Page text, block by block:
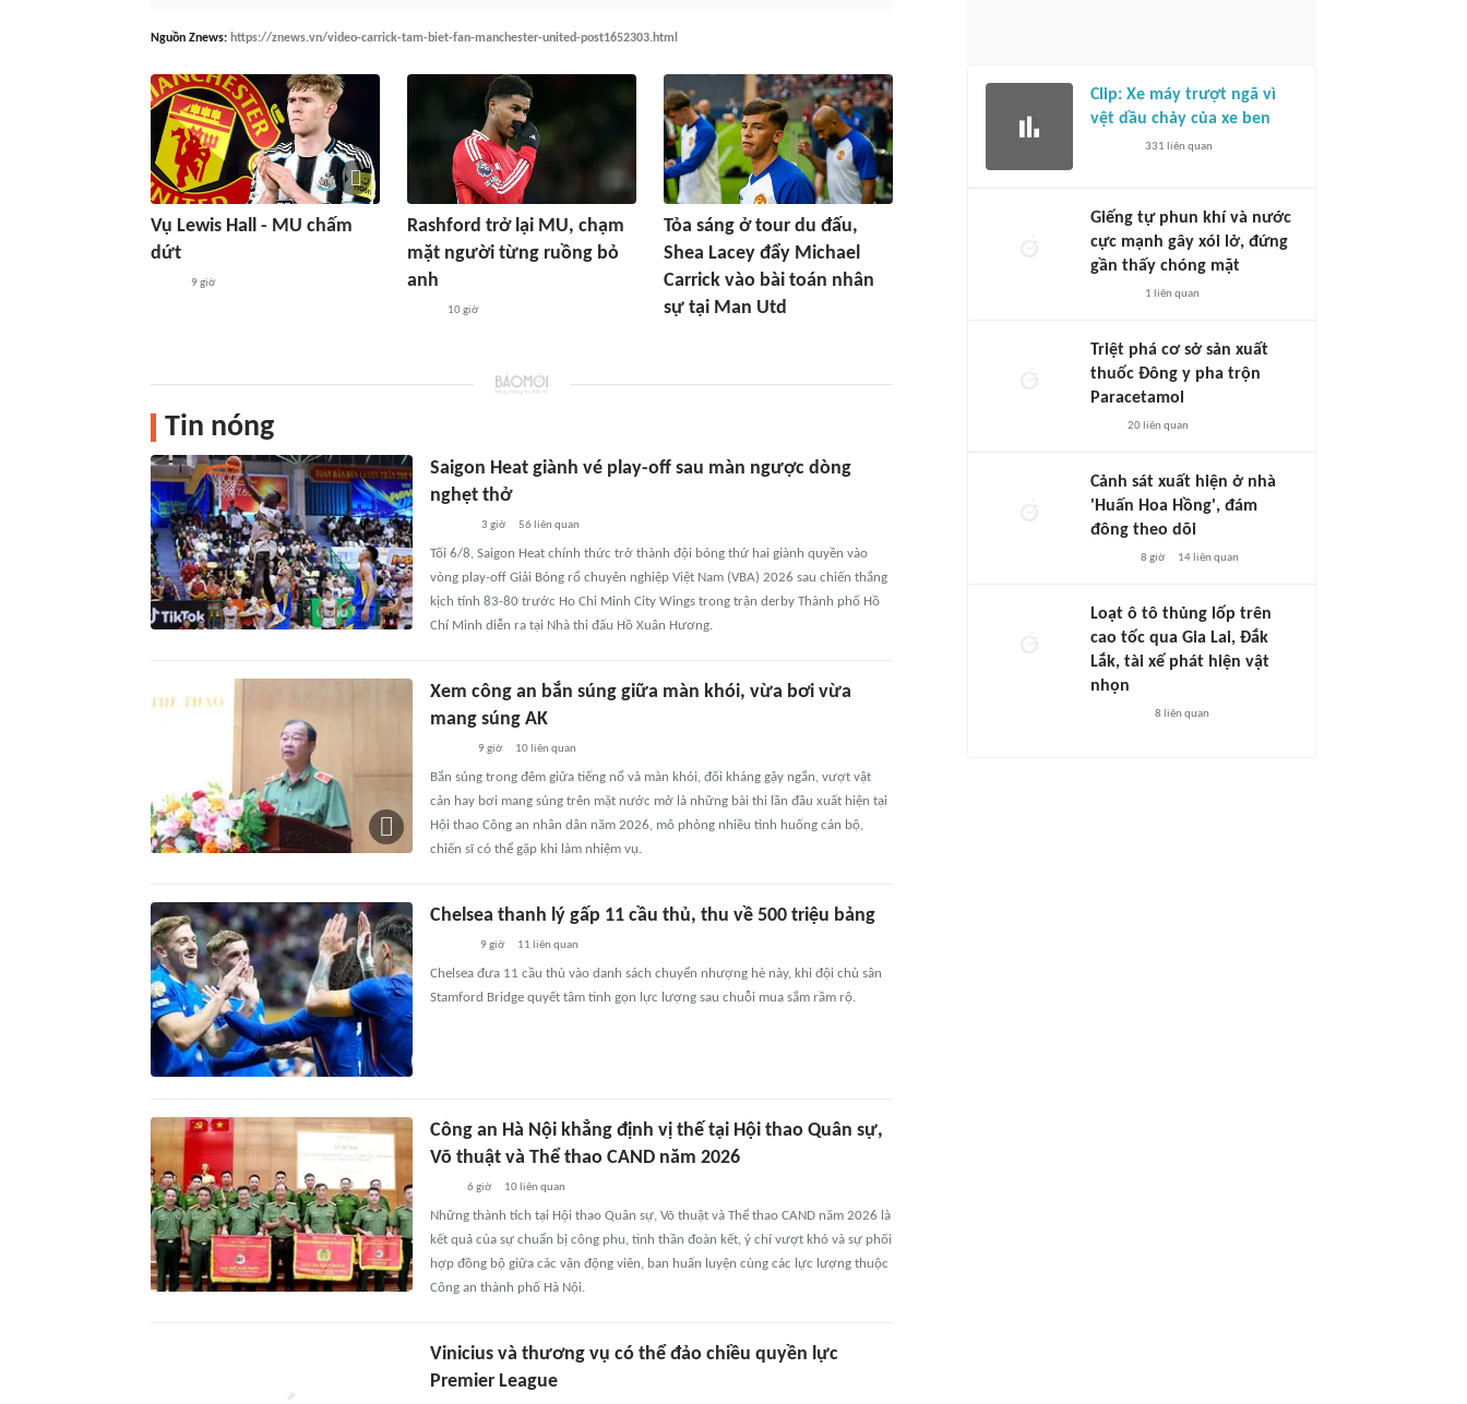
Nguồn Znews: https://znews.vn/video-carrick-tam-biet-fan-manchester-united-post1652303.html
Vụ Lewis Hall - MU chấm
dứt
9 giờ
Rashford trở lại MU, chạm
mặt người từng ruồng bỏ
anh
10 giờ
Tỏa sáng ở tour du đấu,
Shea Lacey đẩy Michael
Carrick vào bài toán nhân
sự tại Man Utd
Tin nóng
Saigon Heat giành vé play-off sau màn ngược dòng
nghẹt thở
3 giờ 56 liên quan
Tối 6/8, Saigon Heat chính thức trở thành đội bóng thứ hai giành quyền vào
vòng play-off Giải Bóng rổ chuyên nghiệp Việt Nam (VBA) 2026 sau chiến thắng
kịch tính 83-80 trước Ho Chi Minh City Wings trong trận derby Thành phố Hồ
Chí Minh diễn ra tại Nhà thi đấu Hồ Xuân Hương.
Xem công an bắn súng giữa màn khói, vừa bơi vừa
mang súng AK
9 giờ 10liên quan
Bắn súng trong đêm giữa tiếng nổ và màn khói, đối kháng gậy ngắn, vượt vật
cản hay bơi mang súng trên mặt nước mở là những bài thi lần đầu xuất hiện tại
Hội thao Công an nhân dân năm 2026, mô phỏng nhiều tình huống cán bộ,
chiến sĩ có thể gặp khi làm nhiệm vụ.
Chelsea thanh lý gấp 11 cầu thủ, thu về 500 triệu bảng
9 giờ 11 liên quan
Chelsea đưa 11 cầu thủ vào danh sách chuyển nhượng hè này, khi đội chủ sân
Stamford Bridge quyết tâm tinh gọn lực lượng sau chuỗi mua sắm rầm rộ.
Công an Hà Nội khẳng định vị thế tại Hội thao Quân sự,
Võ thuật và Thể thao CAND năm 2026
6 giờ 10liên quan
Những thành tích tại Hội thao Quân sự, Võ thuật và Thể thao CAND năm 2026 là
kết quả của sự chuẩn bị công phu, tinh thần đoàn kết, ý chí vượt khó và sự phối
hợp đồng bộ giữa các vận động viên, ban huấn luyện cùng các lực lượng thuộc
Công an thành phố Hà Nội.
Vinicius và thương vụ có thể đảo chiều quyền lực
Premier League
Clip: Xe máy trượt ngã vì
vệt dầu chảy của xe ben
331 liên quan
Giếng tự phun khí và nước
cực mạnh gây xói lở, đứng
gần thấy chóng mặt
1 liên quan
Triệt phá cơ sở sản xuất
thuốc Đông y pha trộn
Paracetamol
20liên quan
Cảnh sát xuất hiện ở nhà
'Huấn Hoa Hồng', đám
đông theo dõi
8 giờ 14liên quan
Loạt ô tô thủng lốp trên
cao tốc qua Gia Lai, Đắk
Lắk, tài xế phát hiện vật
nhọn
8 liên quan